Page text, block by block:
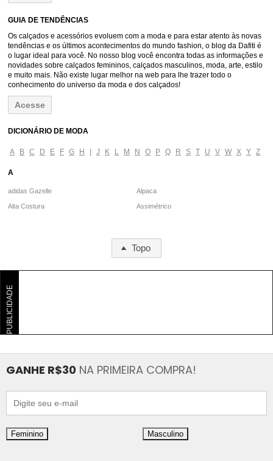
GUIA DE TENDÊNCIAS
Os calçados e acessórios evoluem com a moda e para estar atento às novas
tendências e os últimos acontecimentos do mundo fashion, o blog da Dafiti é
o lugar ideal para você. No nosso blog você encontra todas as informações e
novidades sobre calçados femininos, calçados masculinos, moda, arte, estilo
e muito mais. Não existe lugar melhor na web para lhe trazer todo o
conhecimento do universo da moda e dos calçados!
Acesse
DICIONÁRIO DE MODA
A B C D E F G H J K L M N O P Q R S T U V W X Y Z
A
adidas Gazelle Alpaca
Alta Costura Assimétrico
Topo
PUBLICIDADE
GANHE R$30 NA PRIMEIRA COMPRA!
Feminino Masculino